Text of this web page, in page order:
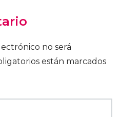
no será
están marcados